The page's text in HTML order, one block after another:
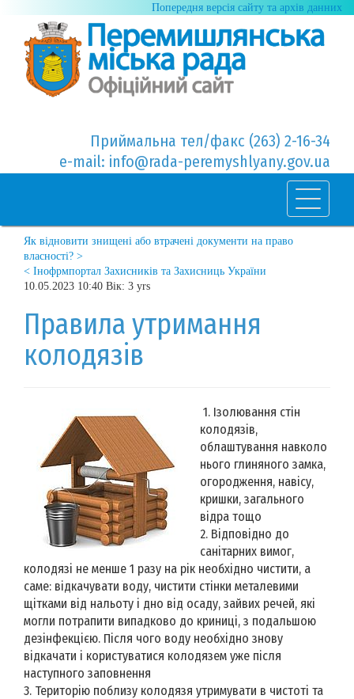
Попередня версія сайту та архів данних
Приймальна тел/факс (263) 2-16-34
e-mail: info@rada-peremyshlyany.gov.ua
Як відновити знищені або втрачені документи на право
власності? >
< Інофрмпортал Захисників та Захисниць України
10.05.2023 10:40 Вік: 3 yrs
Правила утримання
колодязів
1. Ізолювання стін
колодязів,
облаштування навколо
нього глиняного замка,
огородження, навісу,
кришки, загального
відра тощо
2. Відповідно до
санітарних вимог,
колодязі не менше 1 разу на рік необхідно чистити, а
саме: відкачувати воду, чистити стінки металевими
щітками від нальоту і дно від осаду, зайвих речей, які
могли потрапити випадково до криниці, з подальшою
дезінфекцією. Після чого воду необхідно знову
відкачати і користуватися колодязем уже після
наступного заповнення
3. Територію поблизу колодязя утримувати в чистоті та